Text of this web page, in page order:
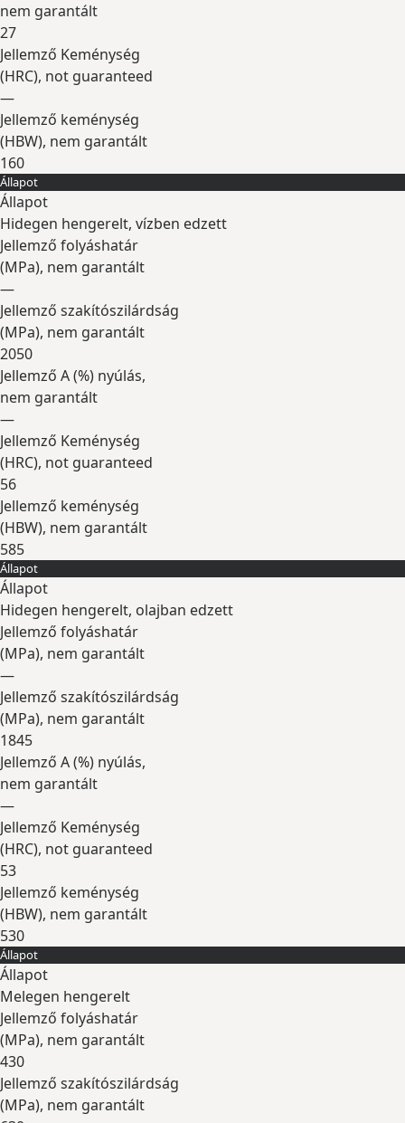
nem garantált
27
Jellemző Keménység
(HRC), not guaranteed
—
Jellemző keménység
(HBW), nem garantált
160
Kibontás
Állapot
Állapot
Hidegen hengerelt, vízben edzett
Jellemző folyáshatár
(MPa), nem garantált
—
Jellemző szakítószilárdság
(MPa), nem garantált
2050
Jellemző A (%) nyúlás,
nem garantált
—
Jellemző Keménység
(HRC), not guaranteed
56
Jellemző keménység
(HBW), nem garantált
585
Kibontás
Állapot
Állapot
Hidegen hengerelt, olajban edzett
Jellemző folyáshatár
(MPa), nem garantált
—
Jellemző szakítószilárdság
(MPa), nem garantált
1845
Jellemző A (%) nyúlás,
nem garantált
—
Jellemző Keménység
(HRC), not guaranteed
53
Jellemző keménység
(HBW), nem garantált
530
Kibontás
Állapot
Állapot
Melegen hengerelt
Jellemző folyáshatár
(MPa), nem garantált
430
Jellemző szakítószilárdság
(MPa), nem garantált